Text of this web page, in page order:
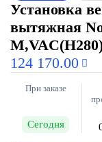
Установка
вытяжная
124 170.00
При заказе
Сегодня